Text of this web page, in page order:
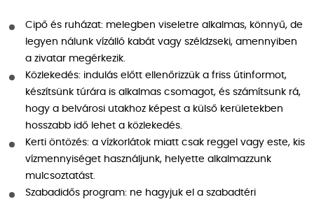
Cipő és ruházat: melegben viseletre alkalmas, könnyű, de
legyen nálunk vízálló kabát vagy széldzseki, amennyiben
a zivatar megérkezik.
Közlekedés: indulás előtt ellenőrizzük a friss útinformot,
készítsünk túrára is alkalmas csomagot, és számítsunk rá,
hogy a belvárosi utakhoz képest a külső kerületekben
hosszabb idő lehet a közlekedés.
Kerti öntözés: a vízkorlátok miatt csak reggel vagy este, kis
vízmennyiséget használjunk, helyette alkalmazzunk
mulcsoztatást.
Szabadidős program: ne hagyjuk el a szabadtéri